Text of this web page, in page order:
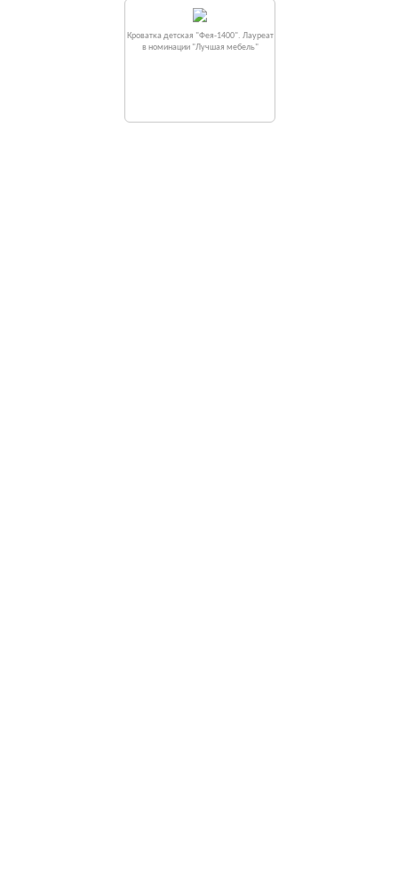
Кроватка детская "Фея-1400". Лауреат
в номинации "Лучшая мебель"